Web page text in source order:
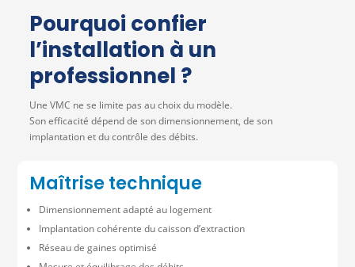
Pourquoi confier
l’installation à un
professionnel ?
Une VMC ne se limite pas au choix du modèle.
Son efficacité dépend de son dimensionnement, de son
implantation et du contrôle des débits.
Maîtrise technique
Dimensionnement adapté au logement
Implantation cohérente du caisson d’extraction
Réseau de gaines optimisé